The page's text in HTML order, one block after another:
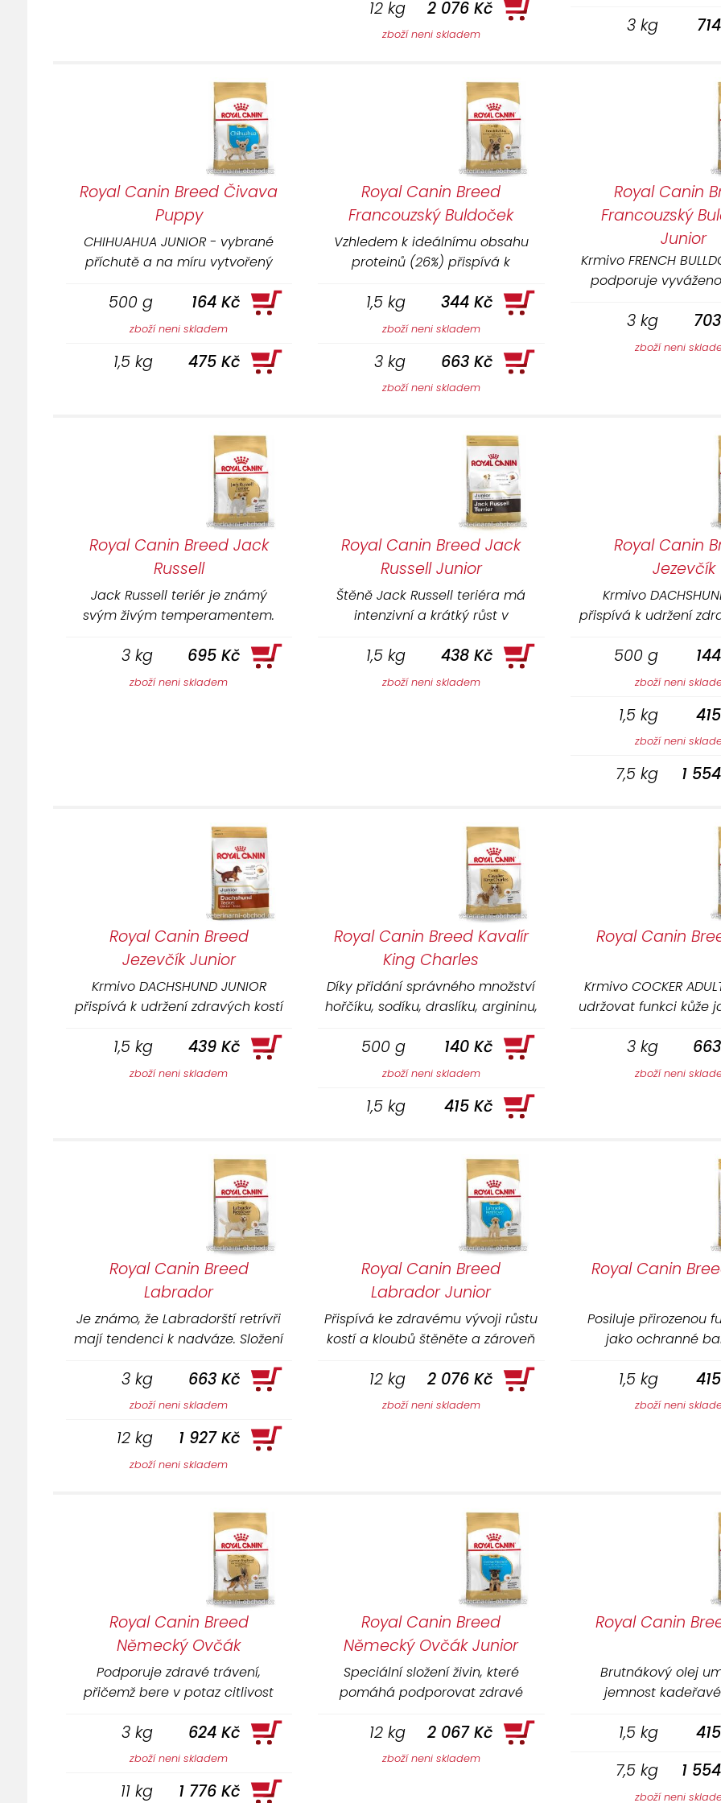
12 kg 2 076 Kč
zboží neni skladem
3 kg
Royal Canin Breed Čivava
Puppy
CHIHUAHUA JUNIOR - vybrané
příchutě a na míru vytvořený
povzbuzují chuť k jídlu i u té
nejmlsnější čivavy.
500 g 164 Kč
zboží neni skladem
1,5 kg 475 Kč
Royal Canin Breed
Francouzský Buldoček
Vzhledem k ideálnímu obsahu
proteinů (26%) přispívá k
1,5 kg 344 Kč
zboží neni skladem
3 kg 663 Kč
zboží neni skladem
Royal Canin
Francouzský
Junior
Krmivo FRENCH
podporuje
lehce
bílkovinám.
3 kg
zboží neni
Royal Canin Breed Jack
Russell
Jack Russell teriér je známý
svým živým temperamentem.
svalové hmoty díky upravenému
obsahu bílkovin.
3 kg 695 Kč
zboží neni skladem
Royal Canin Breed Jack
Russell Junior
Štěně Jack Russell teriéra má
intenzivní a krátký růst v
temperamentem.
1,5 kg 438 Kč
zboží neni skladem
Royal Canin
Jezevčík
Krmivo
přispívá k udržení
přizpůsobenému
vápníku a
500 g
zboží neni
1,5 kg
zboží neni
7,5 kg 1
Royal Canin Breed
Jezevčík Junior
Krmivo DACHSHUND JUNIOR
přispívá k udržení zdravých kostí
vhodnému obsahu vápníku a
fosforu.
1,5 kg 439 Kč
zboží neni skladem
Royal Canin Breed Kavalír
King Charles
Díky přidání správného množství
hořčíku, sodíku, draslíku, argininu,
antioxidantů (vitamíny E a C,
polyfenoly ze zeleného čaje a
udržovat zdraví a funkci srdce.
500 g 140 Kč
zboží neni skladem
1,5 kg 415 Kč
Royal Canin
Krmivo COCKER
udržovat funkci kůže
zdravou pokožku
kyseliny EPA a DHA,
3 kg
zboží neni
Royal Canin Breed
Labrador
Je známo, že Labradorští retrívři
mají tendenci k nadváze. Složení
pomáha udržovat ideální váhu
díky uzpůsobenému obsahu
3 kg 663 Kč
zboží neni skladem
12 kg 1 927 Kč
zboží neni skladem
Royal Canin Breed
Labrador Junior
Přispívá ke zdravému vývoji růstu
kostí a kloubů štěněte a zároveň
hmotnost díky optimálnímu
obsahu energie, bílkovin, vápníku
12 kg 2 076 Kč
zboží neni skladem
Royal Canin
Posiluje přirozenou
jako ochranné
1,5 kg
zboží neni
Royal Canin Breed
Německý Ovčák
Podporuje zdravé trávení,
přičemž bere v potaz citlivost
ovčáka.
3 kg 624 Kč
zboží neni skladem
11 kg 1 776 Kč
Royal Canin Breed
Německý Ovčák Junior
Speciální složení živin, které
pomáhá podporovat zdravé
podporuje vyváženou střevní
flóru (FOS, MOS), čímž přispívá ke
12 kg 2 067 Kč
zboží neni skladem
Royal Canin
Brutnákový olej
jemnost
podráždění díky
kyselinám.
1,5 kg
7,5 kg
1
zboží neni